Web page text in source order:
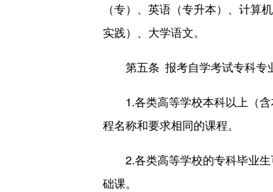
（专）、英语（专升本）、计算
实践）、大学语文。
第五条 报考自学考试专科专
1.各类高等学校本科以上（
程名称和要求相同的课程。
2.各类高等学校的专科毕业
础课。